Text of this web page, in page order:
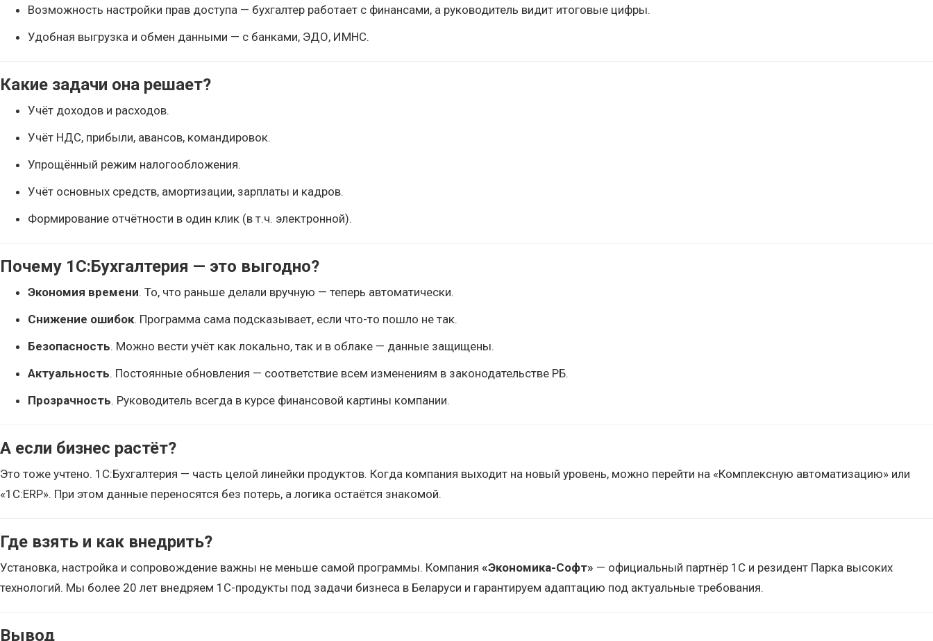
Возможность настройки прав доступа — бухгалтер работает с финансами, а руководитель видит итоговые цифры.
Удобная выгрузка и обмен данными — с банками, ЭДО, ИМНС.
Какие задачи она решает?
Учёт доходов и расходов.
Учёт НДС, прибыли, авансов, командировок.
Упрощённый режим налогообложения.
Учёт основных средств, амортизации, зарплаты и кадров.
Формирование отчётности в один клик (в т.ч. электронной).
Почему 1С:Бухгалтерия — это выгодно?
Экономия времени. То, что раньше делали вручную — теперь автоматически.
Снижение ошибок. Программа сама подсказывает, если что-то пошло не так.
Безопасность. Можно вести учёт как локально, так и в облаке — данные защищены.
Актуальность. Постоянные обновления — соответствие всем изменениям в законодательстве РБ.
Прозрачность. Руководитель всегда в курсе финансовой картины компании.
А если бизнес растёт?
Это тоже учтено. 1С:Бухгалтерия — часть целой линейки продуктов. Когда компания выходит на новый уровень, можно перейти на «Комплексную автоматизацию» или
«1С:ERP». При этом данные переносятся без потерь, а логика остаётся знакомой.
Где взять и как внедрить?
Установка, настройка и сопровождение важны не меньше самой программы. Компания «Экономика-Софт» — официальный партнёр 1С и резидент Парка высоких
технологий. Мы более 20 лет внедряем 1С-продукты под задачи бизнеса в Беларуси и гарантируем адаптацию под актуальные требования.
Вывод